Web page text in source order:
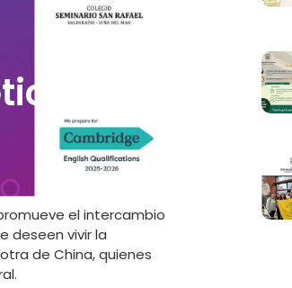
el intercambio
deseen vivir la
de China, quienes